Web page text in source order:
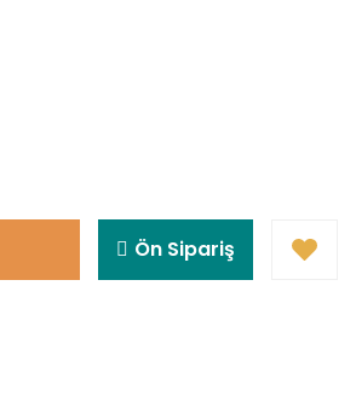
Ön Sipariş